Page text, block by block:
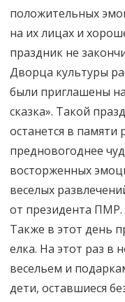
положительных
на их лицах и
праздник не
Дворца культуры
были приглашены
сказка». Такой
останется в памяти
предновогоднее
восторженных
веселых
от президента ПМР.
Также в этот день
елка. На этот раз в
весельем и
дети, оставшиеся